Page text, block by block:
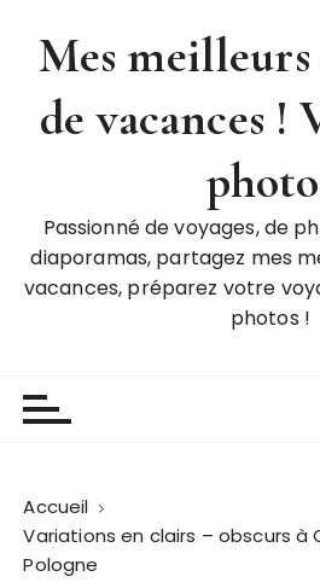
Mes
de vacances !
Passionné de voyages, de
diaporamas, partagez mes
vacances, préparez votre
photos !
Accueil
Variations en clairs – obscurs à
Pologne